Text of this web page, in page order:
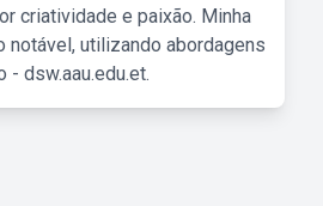
criatividade e paixão. Minha
notável, utilizando abordagens
dsw.aau.edu.et.